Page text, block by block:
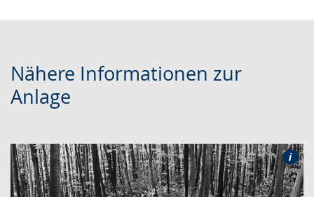
von
von
Nähere Informationen zur
Anlage